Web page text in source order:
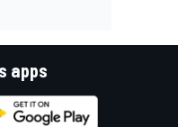
apps